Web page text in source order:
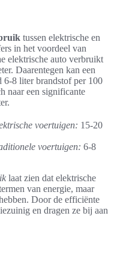
tussen elektrische en
in het voordeel van
elektrische auto verbruikt
Daarentegen kan een
6-8 liter brandstof per 100
naar een significante
voertuigen: 15-20
voertuigen: 6-8
laat zien dat elektrische
van energie, maar
Door de efficiënte
en dragen ze bij aan